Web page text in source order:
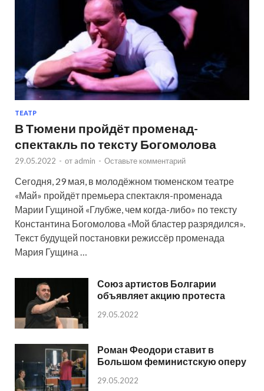
ТЕАТР
В Тюмени пройдёт променад-
спектакль по тексту Богомолова
29.05.2022 - от admin - Оставьте комментарий
Сегодня, 29 мая, в молодёжном тюменском театре
«Май» пройдёт премьера спектакля-променада
Марии Гущиной «Глубже, чем когда-либо» по тексту
Константина Богомолова «Мой бластер разрядился».
Текст будущей постановки режиссёр променада
Мария Гущина …
Союз артистов Болгарии
объявляет акцию протеста
29.05.2022
Роман Феодори ставит в
Большом феминистскую оперу
29.05.2022